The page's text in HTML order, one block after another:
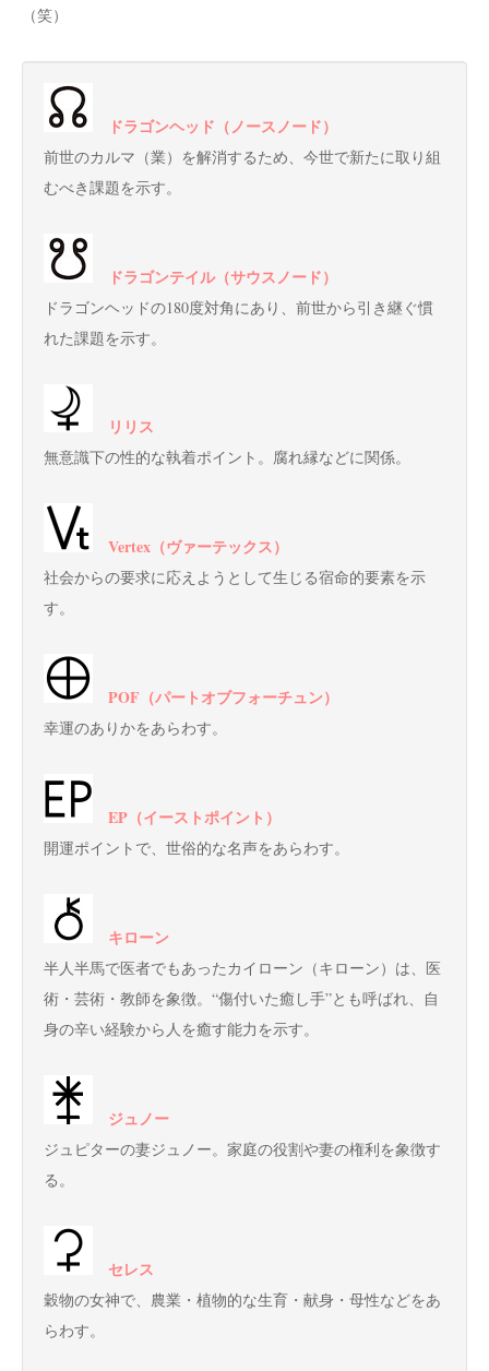
（笑）
ドラゴンヘッド（ノースノード）
前世のカルマ（業）を解消するため、今世で新たに取り組
むべき課題を示す。
ドラゴンテイル（サウスノード）
ドラゴンヘッドの180度対角にあり、前世から引き継ぐ慣
れた課題を示す。
リリス
無意識下の性的な執着ポイント。腐れ縁などに関係。
Vertex（ヴァーテックス）
社会からの要求に応えようとして生じる宿命的要素を示
す。
POF（パートオブフォーチュン）
幸運のありかをあらわす。
EP（イーストポイント）
開運ポイントで、世俗的な名声をあらわす。
キローン
半人半馬で医者でもあったカイローン（キローン）は、医
術・芸術・教師を象徴。“傷付いた癒し手”とも呼ばれ、自
身の辛い経験から人を癒す能力を示す。
ジュノー
ジュピターの妻ジュノー。家庭の役割や妻の権利を象徴す
る。
セレス
穀物の女神で、農業・植物的な生育・献身・母性などをあ
らわす。